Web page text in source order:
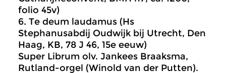
folio 45v)
6. Te deum laudamus (Hs
Stephanusabdij Oudwijk bij Utrecht, Den
Haag, KB, 78 J 46, 15e eeuw)
Super Librum olv. Jankees Braaksma,
Rutland-orgel (Winold van der Putten).